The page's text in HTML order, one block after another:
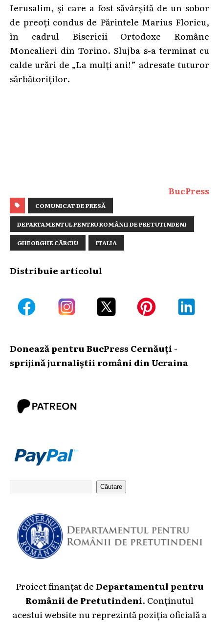
Ierusalim, și care a fost săvârșită de un sobor
de preoți condus de Părintele Marius Floricu,
în cadrul Bisericii Ortodoxe Române
Moncalieri din Torino. Slujba s-a terminat cu
calde urări de „La mulți ani!” adresate tuturor
sărbătoriților.
BucPress
COMUNICAT DE PRESĂ
DEPARTAMENTUL PENTRU ROMÂNII DE PRETUTINDENI
GHEORGHE CÂRCIU ITALIA
Distribuie articolul
Donează pentru BucPress Cernăuți -
sprijină jurnaliștii români din Ucraina
Căutare
Proiect finanțat deDepartamentul pentru
Românii de Pretutindeni. Conținutul
acestui website nu reprezintă poziția oficială a